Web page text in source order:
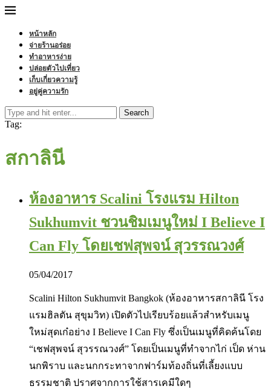
หน้าหลัก
จ่ายร้านอร่อย
ทำอาหารง่าย
ปล่อยตัวไปเที่ยว
เก็บเกี่ยวความรู้
อยู่คู่ความรัก
Search
Tag:
สกาลินี
ห้องอาหาร Scalini โรงแรม Hilton
Sukhumvit ชวนชิมเมนูใหม่ I Believe I
Can Fly โดยเชฟสุพจน์ สุวรรณวงศ์
05/04/2017
Scalini Hilton Sukhumvit Bangkok (ห้องอาหารสกาลินี โรง
แรมฮิลตัน สุขุมวิท) เปิดตัวไปเรียบร้อยแล้วสำหรับเมนู
ใหม่สุดเก๋อย่าง I Believe I Can Fly ซึ่งเป็นเมนูที่คิดค้นโดย
“เชฟสุพจน์ สุวรรณวงศ์” โดยเป็นเมนูที่ทำจากไก่ เป็ด ห่าน
นกพิราบ และนกกระทาจากฟาร์มท้องถิ่นที่เลี้ยงแบบ
ธรรมชาติ ปราศจากการใช้สารเคมีใดๆ